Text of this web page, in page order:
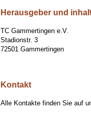
Herausgeber und
TC Gammertingen e.V.
Stadionstr. 3
72501 Gammertingen
Kontakt
Alle Kontakte finden Sie auf